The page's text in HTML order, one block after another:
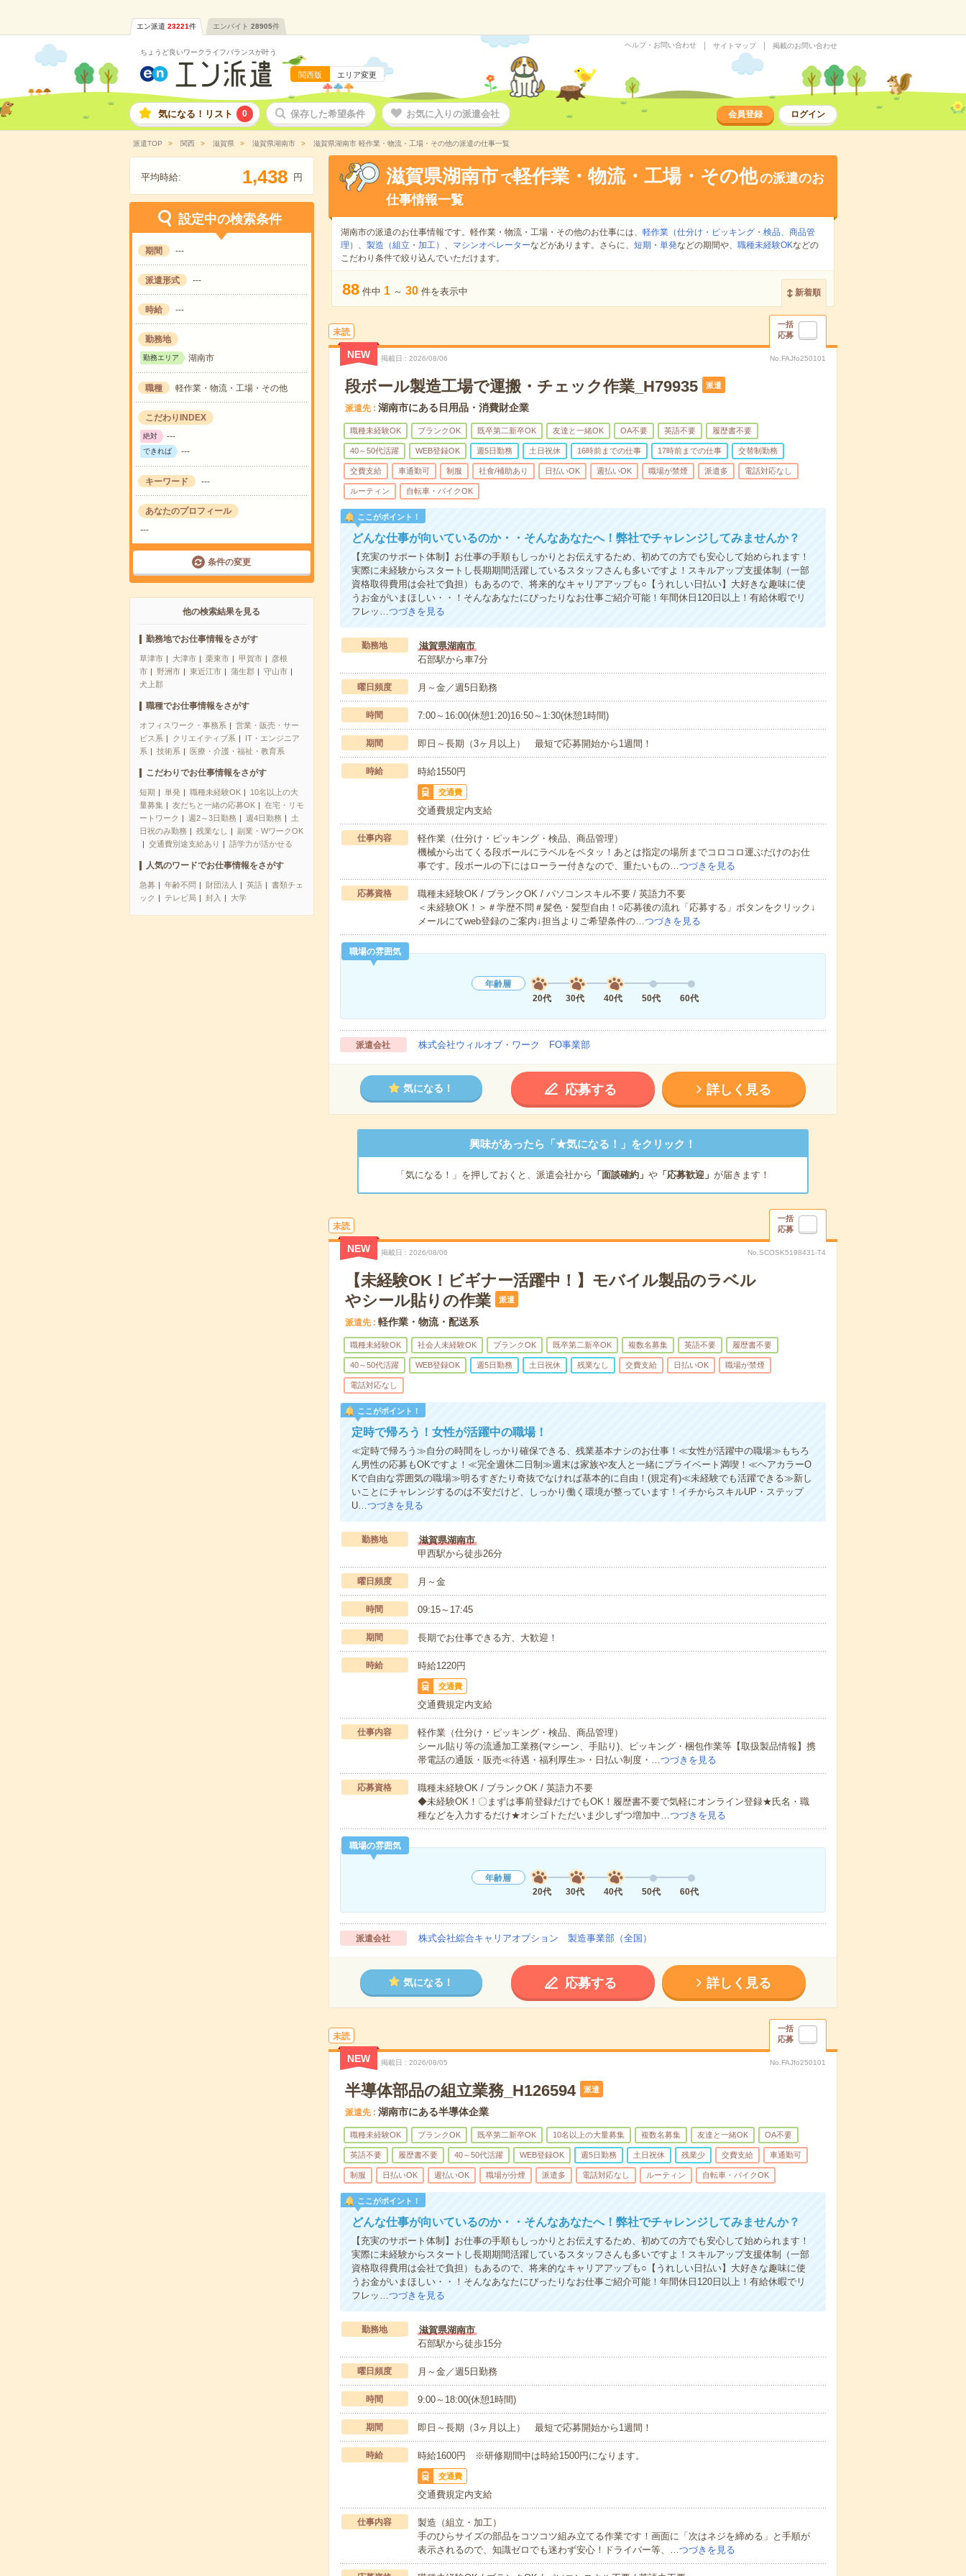
エン派遣 23221件 エンバイト 28905件
ちょうど良いワークライフバランスが叶う
関西版 エリア変更
ヘルプ・お問い合わせ サイトマップ 掲載のお問い合わせ
気になる！リスト 0 保存した希望条件 お気に入りの派遣会社 会員登録 ログイン
派遣TOP 関西 滋賀県 滋賀県湖南市 滋賀県湖南市 軽作業・物流・工場・その他の派遣の仕事一覧
平均時給: 1,438 円
設定中の検索条件
期間 ---
派遣形式 ---
時給 ---
勤務地
勤務エリア 湖南市
職種 軽作業・物流・工場・その他
こだわりINDEX
絶対 ---
できれば ---
キーワード ---
あなたのプロフィール
---
条件の変更
他の検索結果を見る
勤務地でお仕事情報をさがす
草津市 大津市 栗東市 甲賀市
彦根
市
野洲市 東近江市 蒲生郡
守山市
犬上郡
職種でお仕事情報をさがす
オフィスワーク・事務系
営業・販売・サー
ビス系
クリエイティブ系
IT・エンジニア
系
技術系 医療・介護・福祉・教育系
こだわりでお仕事情報をさがす
短期 単発 職種未経験OK
10名以上の大
量募集
友だちと一緒の応募OK
在宅・リモ
ートワーク
週2～3日勤務 週4日勤務
土
日祝のみ勤務
残業なし
副業・WワークOK
交通費別途支給あり
語学力が活かせる
人気のワードでお仕事情報をさがす
急募 年齢不問 財団法人 英語
書類チェ
ック
テレビ局 封入 大学
滋賀県湖南市 で軽作業・物流・工場・その他の派遣のお
仕事情報一覧
湖南市の派遣のお仕事情報です。軽作業・物流・工場・その他のお仕事には、 軽作業（仕分け・ピッキング・検品、商品管
理） 、 製造（組立・加工） 、 マシンオペレーターなどがあります。さらに、 短期 ・ 単発などの期間や、 職種未経験OKなどの
こだわり条件で絞り込んでいただけます。
88 件中 1 ～ 30 件を表示中 新着順
未読
一括
応募
NEW 掲載日 2026/08/06 No.FAJfo250101
段ボール製造工場で運搬・チェック作業_H79935 派遣
派遣先 湖南市にある日用品・消費財企業
職種未経験OK ブランクOK 既卒第二新卒OK 友達と一緒OK OA不要 英語不要 履歴書不要
40～50代活躍 WEB登録OK 週5日勤務 土日祝休 16時前までの仕事 17時前までの仕事 交替制勤務
交費支給 車通勤可 制服 社食/補助あり 日払いOK 週払いOK 職場が禁煙 派遣多 電話対応なし
ルーティン 自転車・バイクOK
ここがポイント！
どんな仕事が向いているのか・・そんなあなたへ！弊社でチャレンジしてみませんか？
【充実のサポート体制】お仕事の手順もしっかりとお伝えするため、初めての方でも安心して始められます！
実際に未経験からスタートし長期期間活躍しているスタッフさんも多いですよ！スキルアップ支援体制（一部
資格取得費用は会社で負担）もあるので、将来的なキャリアアップも○【うれしい日払い】大好きな趣味に使
うお金がいまほしい・・！そんなあなたにぴったりなお仕事ご紹介可能！年間休日120日以上！有給休暇でリ
フレッ…つづきを見る
勤務地
滋賀県湖南市
石部駅から車7分
曜日頻度 月～金／週5日勤務
時間 7:00～16:00(休憩1:20)16:50～1:30(休憩1時間)
期間 即日～長期（3ヶ月以上） 最短で応募開始から1週間！
時給 時給1550円
交通費
交通費規定内支給
仕事内容
軽作業（仕分け・ピッキング・検品、商品管理）
機械から出てくる段ボールにラベルをペタッ！あとは指定の場所までコロコロ運ぶだけのお仕
事です。段ボールの下にはローラー付きなので、重たいもの…つづきを見る
応募資格
職種未経験OK / ブランクOK / パソコンスキル不要 / 英語力不要
＜未経験OK！＞＃学歴不問＃髪色・髪型自由！○応募後の流れ「応募する」ボタンをクリック↓
メールにてweb登録のご案内↓担当よりご希望条件の…つづきを見る
職場の雰囲気
年齢層
20代
30代 40代 50代 60代
派遣会社 株式会社ウィルオブ・ワーク FO事業部
気になる！ 応募する 詳しく見る
興味があったら「★気になる！」をクリック！
「気になる！」を押しておくと、派遣会社から 「面談確約」 や「応募歓迎」 が届きます！
未読
一括
応募
NEW 掲載日 2026/08/06 No.SCOSK5198431-T4
【未経験OK！ビギナー活躍中！】モバイル製品のラベル
やシール貼りの作業
派遣
派遣先 軽作業・物流・配送系
職種未経験OK 社会人未経験OK ブランクOK 既卒第二新卒OK 複数名募集 英語不要 履歴書不要
40～50代活躍 WEB登録OK 週5日勤務 土日祝休 残業なし 交費支給 日払いOK 職場が禁煙
電話対応なし
ここがポイント！
定時で帰ろう！女性が活躍中の職場！
≪定時で帰ろう≫自分の時間をしっかり確保できる、残業基本ナシのお仕事！≪女性が活躍中の職場≫もちろ
ん男性の応募もOKですよ！≪完全週休二日制≫週末は家族や友人と一緒にプライベート満喫！≪ヘアカラーO
Kで自由な雰囲気の職場≫明るすぎたり奇抜でなければ基本的に自由！(規定有)≪未経験でも活躍できる≫新し
いことにチャレンジするのは不安だけど、しっかり働く環境が整っています！イチからスキルUP・ステップ
U… つづきを見る
勤務地
滋賀県湖南市
甲西駅から徒歩26分
曜日頻度 月～金
時間 09:15～17:45
期間 長期でお仕事できる方、大歓迎！
時給 時給1220円
交通費
交通費規定内支給
仕事内容
軽作業（仕分け・ピッキング・検品、商品管理）
シール貼り等の流通加工業務(マシーン、手貼り)、ピッキング・梱包作業等【取扱製品情報】携
帯電話の通販・販売≪待遇・福利厚生≫・日払い制度・… つづきを見る
応募資格
職種未経験OK / ブランクOK / 英語力不要
◆未経験OK！〇まずは事前登録だけでもOK！履歴書不要で気軽にオンライン登録★氏名・職
種などを入力するだけ★オシゴトただいま少しずつ増加中… つづきを見る
職場の雰囲気
年齢層
20代
30代 40代 50代 60代
派遣会社 株式会社綜合キャリアオプション 製造事業部（全国）
気になる！ 応募する 詳しく見る
未読
一括
応募
NEW 掲載日 2026/08/05 No.FAJfo250101
半導体部品の組立業務_H126594 派遣
派遣先 湖南市にある半導体企業
職種未経験OK ブランクOK 既卒第二新卒OK 10名以上の大量募集 複数名募集 友達と一緒OK OA不要
英語不要 履歴書不要 40～50代活躍 WEB登録OK 週5日勤務 土日祝休 残業少 交費支給 車通勤可
制服 日払いOK 週払いOK 職場が分煙 派遣多 電話対応なし ルーティン 自転車・バイクOK
ここがポイント！
どんな仕事が向いているのか・・そんなあなたへ！弊社でチャレンジしてみませんか？
【充実のサポート体制】お仕事の手順もしっかりとお伝えするため、初めての方でも安心して始められます！
実際に未経験からスタートし長期期間活躍しているスタッフさんも多いですよ！スキルアップ支援体制（一部
資格取得費用は会社で負担）もあるので、将来的なキャリアアップも○【うれしい日払い】大好きな趣味に使
うお金がいまほしい・・！そんなあなたにぴったりなお仕事ご紹介可能！年間休日120日以上！有給休暇でリ
フレッ…つづきを見る
勤務地
滋賀県湖南市
石部駅から徒歩15分
曜日頻度 月～金／週5日勤務
時間 9:00～18:00(休憩1時間)
期間 即日～長期（3ヶ月以上） 最短で応募開始から1週間！
時給 時給1600円 ※研修期間中は時給1500円になります。
交通費
交通費規定内支給
仕事内容
製造（組立・加工）
手のひらサイズの部品をコツコツ組み立てる作業です！画面に「次はネジを締める」と手順が
表示されるので、知識ゼロでも迷わず安心！ドライバー等、…つづきを見る